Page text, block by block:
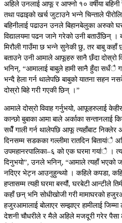
अहिले उनलाई आफू र आफ्नो १० वर्षीया बहिनी
तथा पढाइको खर्च जुटाउने भन्ने चिन्ताले
बहिनीलाई पढाउन उनले बिहानबेलुका अरुको
विद्यालयमा पढन जाने गरेको उनी बताउँछिन् ।
मिरौली गाउँमा छ भन्ने सुनेकी छु, तर बाबु
बताउने उनी आमाले आफूहरु सानै छँदा दोस्रो
भनिन्, “आमालाई बाबुले हामी सानै हुँदा सधँै
भन्दै हेला गर्न थालेपछि बाबुको यातना सहन
दोस्रो बिहे गरी गएकी छिन् ।”
आमाले दोस्रो विवाह गर्नुभयो, आफूहरुलाई
कान्छो बुबाका आमा बाले अर्काका सन्तानलाई
सधैँ गाली गर्न थालेपछि आफू त्यहाँबाट निक्लेर
दिनसम्म सडकका गल्लीमा रातदिन बितायांै
उपमहानरपालिका–६ को एक घरमा गयांै ।
दिनुभयो”, उनले भनिन्, “आमाले त्यहाँ भएको
नदिएर भेट्न आउनुहुन्थ्यो । कहिले कपडा,
हप्तासम्म त्यही घरमा बस्यौं, घरबेटी आन्टीले
कहाँ छन् भनि सोधीखोजी गरी मामाघरको
हजुरआमालाई बोलाएर सम्झाएर हामीलाई
देशनी चौधरीले र मैले अहिले मजदूरी गरेर